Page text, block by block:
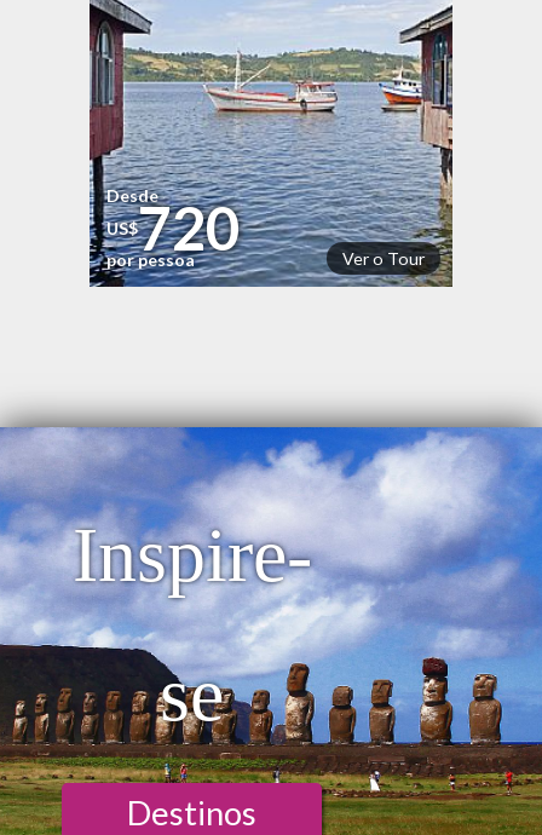
Ver o Tour
Desde
US$720
por pessoa
Inspire-
se
Destinos